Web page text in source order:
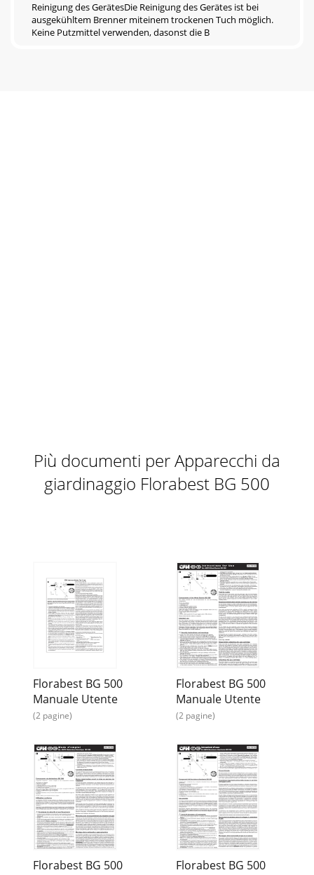
Reinigung des GerätesDie Reinigung des Gerätes ist bei
ausgekühltem Brenner miteinem trockenen Tuch möglich.
Keine Putzmittel verwenden, dasonst die B
Più documenti per Apparecchi da
giardinaggio Florabest BG 500
Florabest BG 500
Manuale Utente
(2 pagine)
Florabest BG 500
Manuale Utente
(2 pagine)
Florabest BG 500
Florabest BG 500